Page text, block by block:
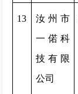
13
汝州市
一偌科
技有限
公司